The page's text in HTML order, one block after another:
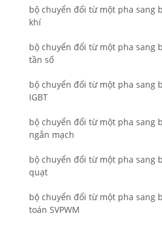
bộ chuyển đổi từ một pha sang
khí
bộ chuyển đổi từ một pha sang
tần số
bộ chuyển đổi từ một pha sang
IGBT
bộ chuyển đổi từ một pha sang
ngắn mạch
bộ chuyển đổi từ một pha sang
quạt
bộ chuyển đổi từ một pha sang
toán SVPWM